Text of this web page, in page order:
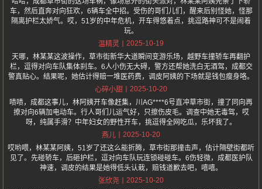
车，然后直奔对向狂欢，6辆车全中招。受伤的哥们儿们，醒来后别怪她，怪那
隔离护栏太娇气。哎，51岁的中年危机，开车得悠着点，挑逗路神可不是闹着
玩。
温精灵
2025-10-19
天哪，林某某这波操作，草市街新华大道瞬间变游乐场，越野车撞轿车再翻护
栏，逗得对向车队集体刹车。6人小伤无大碍，警方还帮她洗白无酒驾，成都交
警真贴心。结果呢，她估计得赔一堆医药费，调皮阿姨的下场就是钱包瘦身咯。
心碎小甜
2025-10-20
啧啧，成都这事儿，林阿姨开车像赶集，川AG****6号直冲草市街，撞了同向再
撩对向6辆加电动车。行人哥们儿运气好，只擦伤皮毛。调查中她无毒驾，哎
呀，纯属手滑？中年妇女的野性开车，挑逗得全网吃瓜，乐坏我了。
燕儿
2025-10-20
哎哟喂，林某某阿姨，51岁了还这么能折腾，草市街那撞击声，估计隔壁街都听
见了。先碰轿车，后砸护栏，逗对向车队玩连锁碰碰车。6伤轻微，成都医护队
神速，调皮的结果是她得低头认栽，赔钱道歉去吧，嘻嘻。
张欣尧
2025-10-20